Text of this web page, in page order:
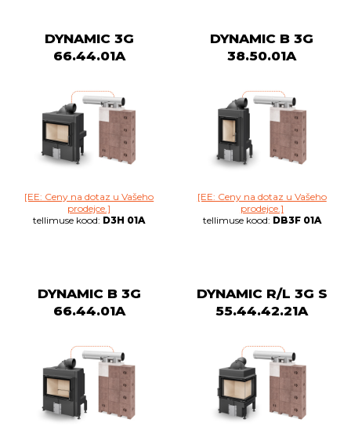
DYNAMIC 3G
66.44.01A
[EE: Ceny na dotaz u Vašeho
prodejce.]
tellimuse kood: D3H 01A
DYNAMIC B 3G
38.50.01A
[EE: Ceny na dotaz u Vašeho
prodejce.]
tellimuse kood: DB3F 01A
DYNAMIC B 3G
66.44.01A
DYNAMIC R/L 3G S
55.44.42.21A